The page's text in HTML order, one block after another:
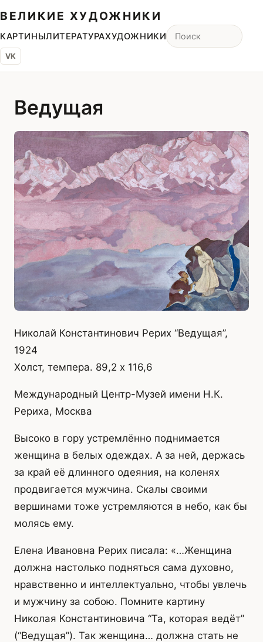
ВЕЛИКИЕ ХУДОЖНИКИ
КАРТИНЫЛИТЕРАТУРАХУДОЖНИКИ
VK
Ведущая
Николай Константинович Рерих “Ведущая”,
1924
Холст, темпера. 89,2 х 116,6
Международный Центр-Музей имени Н.К.
Рериха, Москва
Высоко в гору устремлённо поднимается
женщина в белых одеждах. А за ней, держась
за край её длинного одеяния, на коленях
продвигается мужчина. Скалы своими
вершинами тоже устремляются в небо, как бы
молясь ему.
Елена Ивановна Рерих писала: «…Женщина
должна настолько подняться сама духовно,
нравственно и интеллектуально, чтобы увлечь
и мужчину за собою. Помните картину
Николая Константиновича “Та, которая ведёт”
(“Ведущая”). Так женщина… должна стать не